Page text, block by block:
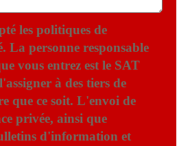
les politiques de
La personne responsable
vous entrez est le SAT
à des tiers de
que ce soit. L'envoi de
privée, ainsi que
d'information et